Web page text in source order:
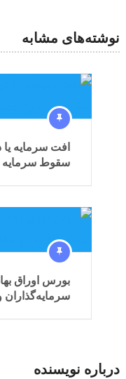
نوشته‌های مشابه
افت سرمایه
سقوط
بورس اوراق
سرمایه‌گذاران
درباره نویسنده